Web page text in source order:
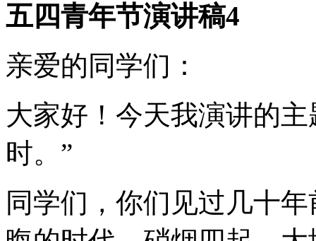
五四青年节演讲稿4
亲爱的同学们：
大家好！今天我演讲的
时。”
同学们，你们见过几十